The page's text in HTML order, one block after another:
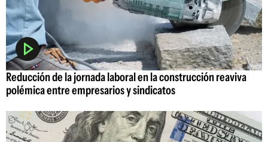
Reducción de la jornada laboral en la construcción reaviva
polémica entre empresarios y sindicatos